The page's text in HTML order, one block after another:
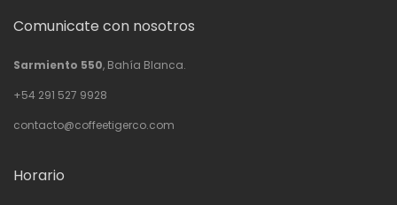
Comunicate con nosotros
Sarmiento 550, Bahía Blanca.
+54 291 527 9928
contacto@coffeetigerco.com
Horario